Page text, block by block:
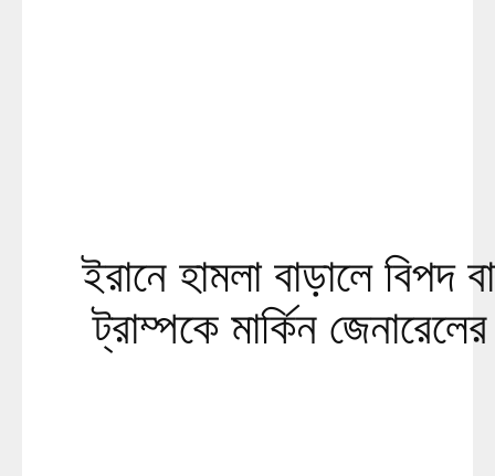
ইরানে হামলা বাড়ালে বিপদ
ট্রাম্পকে মার্কিন জেনারেলের